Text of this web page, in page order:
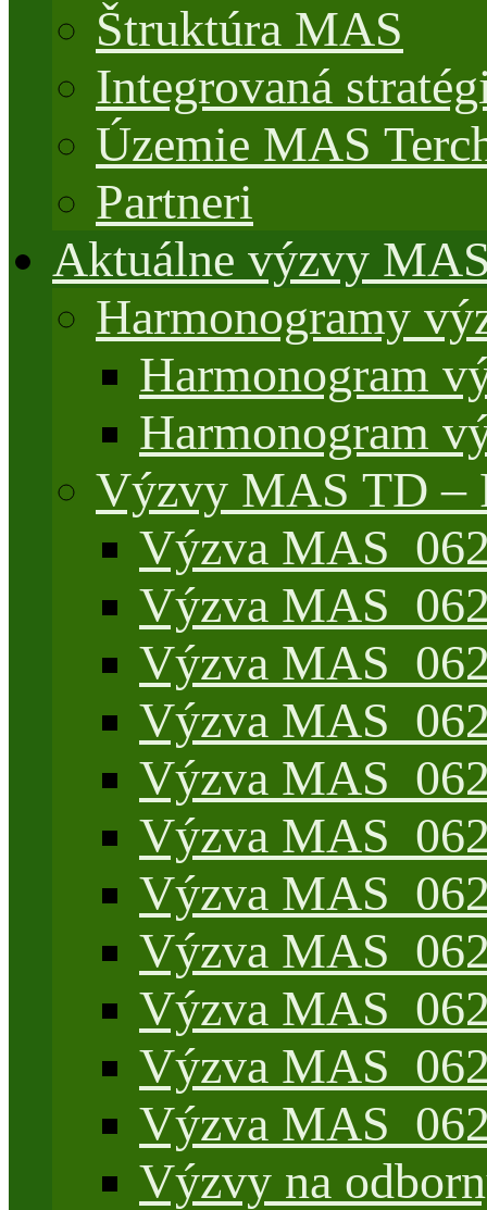
Štruktúra MAS
Integrovaná
Územie MAS
Partneri
Aktuálne výzvy
Harmonogramy
Harmonogram
Harmonogram
Výzvy MAS TD –
Výzva
Výzva
Výzva
Výzva
Výzva
Výzva
Výzva
Výzva
Výzva
Výzva
Výzva
Výzvy na